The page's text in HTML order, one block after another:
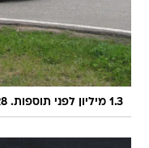
1.3 מיליון לפני תוספות. R8